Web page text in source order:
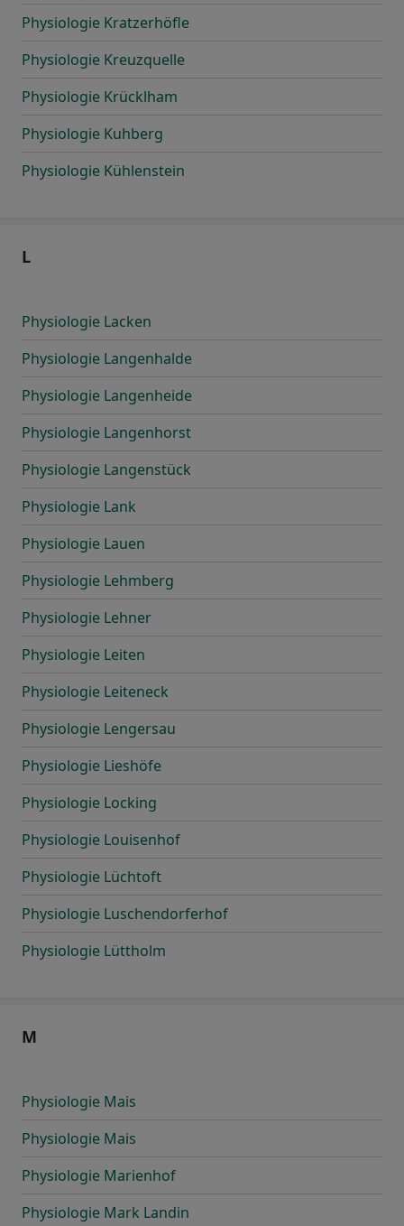
Physiologie Kratzerhöfle
Physiologie Kreuzquelle
Physiologie Krücklham
Physiologie Kuhberg
Physiologie Kühlenstein
L
Physiologie Lacken
Physiologie Langenhalde
Physiologie Langenheide
Physiologie Langenhorst
Physiologie Langenstück
Physiologie Lank
Physiologie Lauen
Physiologie Lehmberg
Physiologie Lehner
Physiologie Leiten
Physiologie Leiteneck
Physiologie Lengersau
Physiologie Lieshöfe
Physiologie Locking
Physiologie Louisenhof
Physiologie Lüchtoft
Physiologie Luschendorferhof
Physiologie Lüttholm
M
Physiologie Mais
Physiologie Mais
Physiologie Marienhof
Physiologie Mark Landin